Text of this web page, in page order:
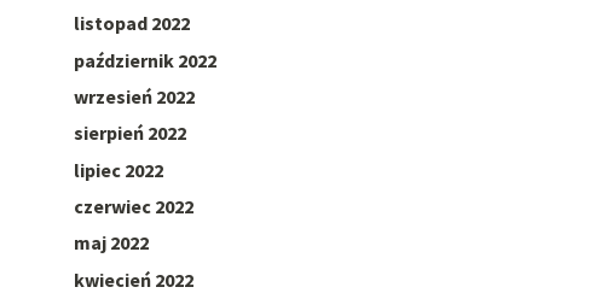
listopad 2022
październik 2022
wrzesień 2022
sierpień 2022
lipiec 2022
czerwiec 2022
maj 2022
kwiecień 2022